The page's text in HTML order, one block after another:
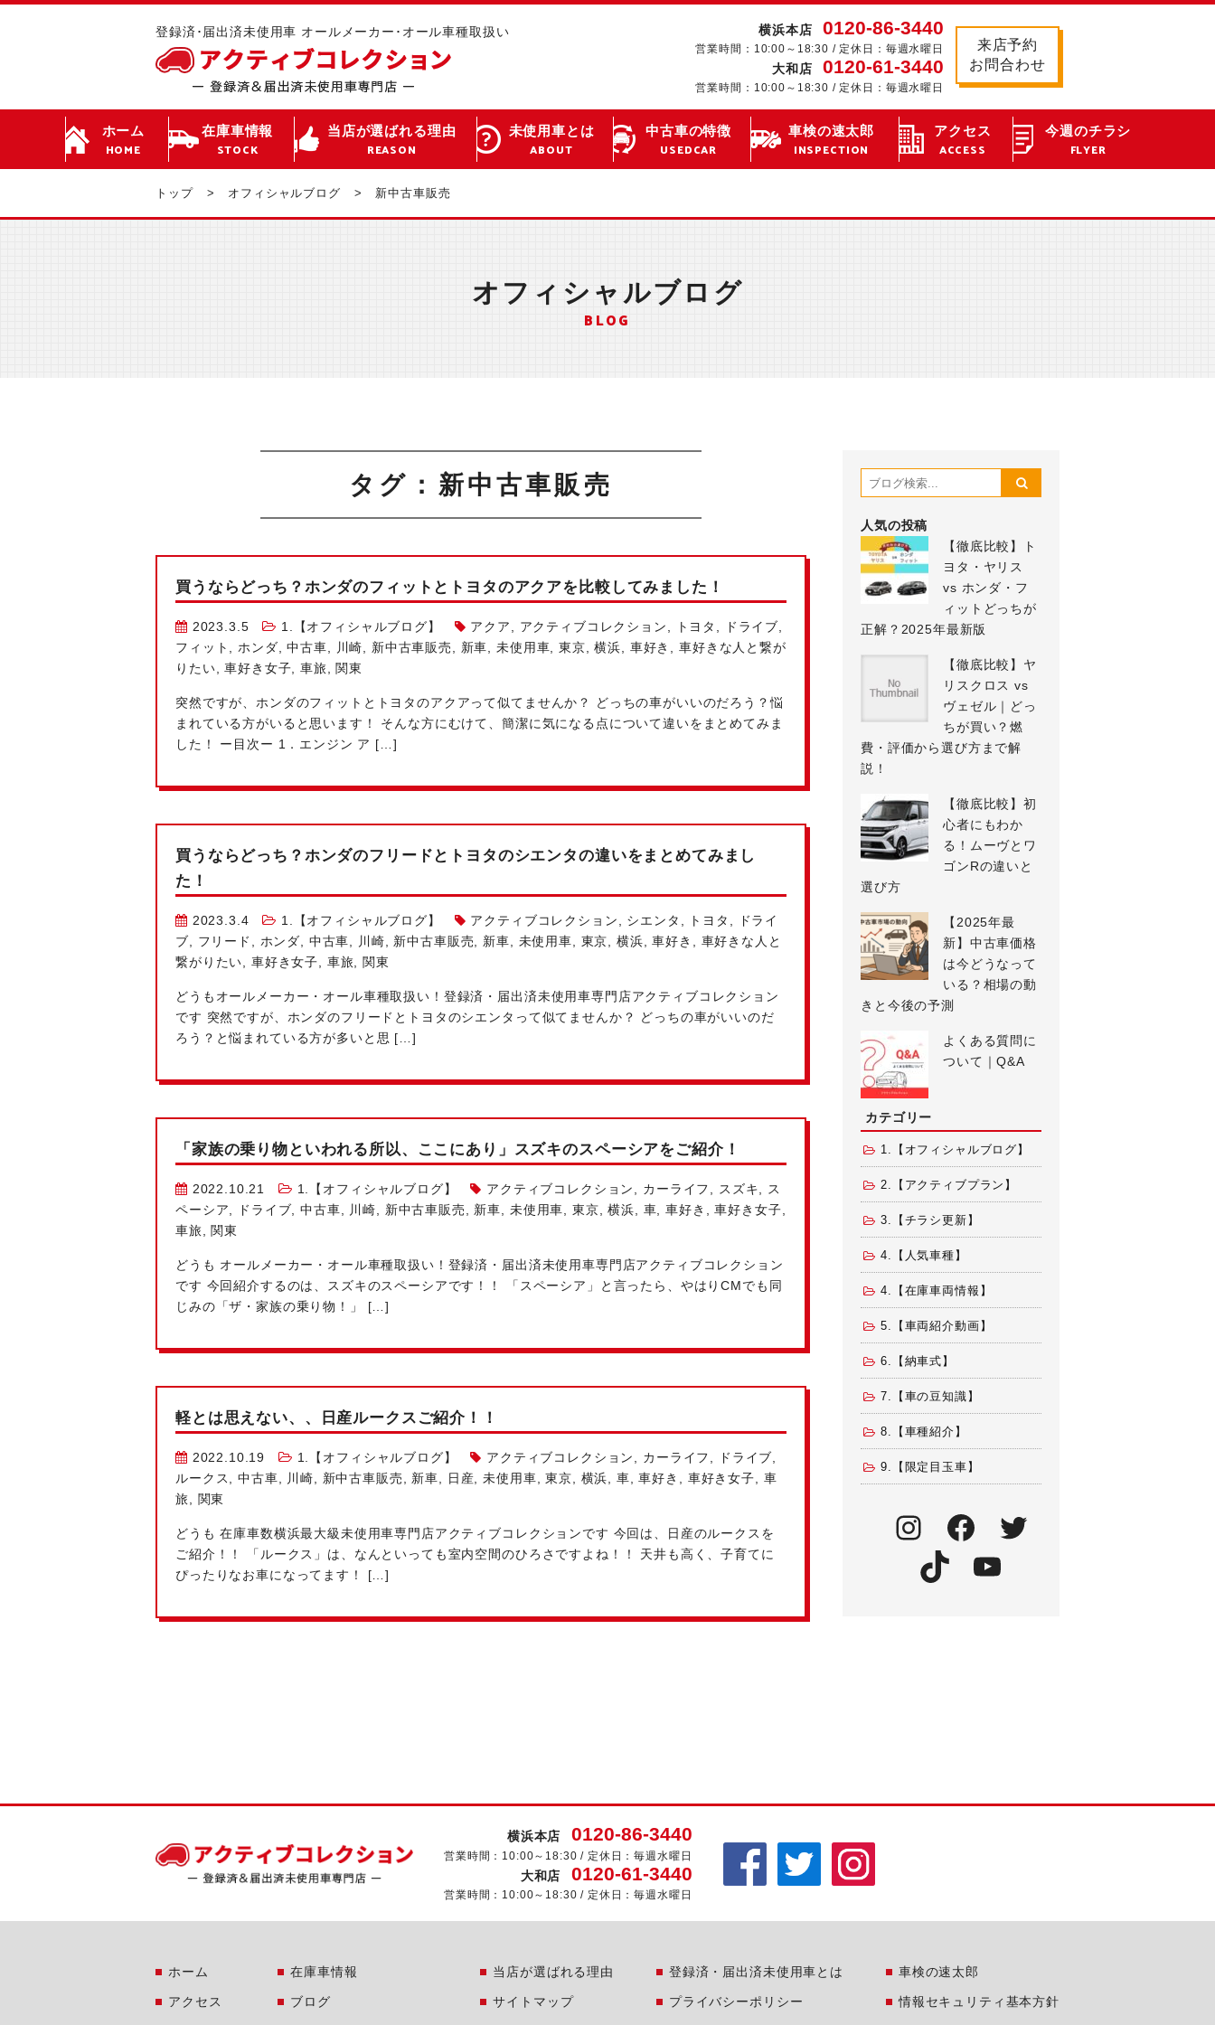
登録済･届出済未使用車 オールメーカー･オール車種取扱い 横浜本店 0120-86-3440
営業時間：10:00～18:30 / 定休日：毎週水曜日
大和店 0120-61-3440
営業時間：10:00～18:30 / 定休日：毎週水曜日
来店予約
お問合わせ
ホーム
HOME
在庫車情報
STOCK
当店が選ばれる理由
REASON
未使用車とは
ABOUT
中古車の特徴
USEDCAR
車検の速太郎
INSPECTION
アクセス
ACCESS
今週のチラシ
FLYER
トップ オフィシャルブログ 新中古車販売
オフィシャルブログ
BLOG
タグ：新中古車販売
買うならどっち？ホンダのフィットとトヨタのアクアを比較してみました！
2023.3.5 1.【オフィシャルブログ】 アクア, アクティブコレクション, トヨタ , ドライブ,
フィット ,ホンダ,中古車, 川崎, 新中古車販売, 新車, 未使用車,東京,横浜, 車好き ,車好きな人と繋が
りたい,車好き女子,車旅, 関東
突然ですが、ホンダのフィットとトヨタのアクアって似てませんか？ どっちの車がいいのだろう？悩
まれている方がいると思います！ そんな方にむけて、簡潔に気になる点について違いをまとめてみま
した！ ー目次ー 1．エンジン ア […]
買うならどっち？ホンダのフリードとトヨタのシエンタの違いをまとめてみまし
た！
2023.3.4 1.【オフィシャルブログ】 アクティブコレクション, シエンタ , トヨタ ,
ドライ
ブ, フリード , ホンダ, 中古車, 川崎, 新中古車販売, 新車, 未使用車, 東京, 横浜,車好き , 車好きな人と
繋がりたい, 車好き女子, 車旅, 関東
どうも オールメーカー・オール車種取扱い！登録済・届出済未使用車専門店アクティブコレクション
です 突然ですが、ホンダのフリードとトヨタのシエンタって似てませんか？ どっちの車がいいのだ
ろう？ と悩まれている方が多いと思 […]
「家族の乗り物といわれる所以、ここにあり」スズキのスペーシアをご紹介！
2022.10.21 1.【オフィシャルブログ】 アクティブコレクション, カーライフ, スズキ, ス
ペーシア, ドライブ,中古車, 川崎, 新中古車販売, 新車, 未使用車, 東京,横浜, 車,車好き ,車好き女子,
車旅, 関東
どうも オールメーカー・オール車種取扱い！登録済・届出済未使用車専門店アクティブコレクション
です 今回紹介するのは、スズキのスペーシアです！！ 「スペーシア」と言ったら、やはりCMでも同
じみの「ザ・家族の乗り物！」 […]
軽とは思えない、、日産ルークスご紹介！！
2022.10.19 1.【オフィシャルブログ】 アクティブコレクション, カーライフ, ドライブ,
ルークス,中古車, 川崎, 新中古車販売, 新車, 日産,未使用車,東京, 横浜, 車,車好き , 車好き女子, 車
旅, 関東
どうも 在庫車数横浜最大級未使用車専門店アクティブコレクションです 今回は、日産のルークスを
ご紹介！！ 「ルークス」は、なんといっても室内空間のひろさですよね！！ 天井も高く、子育てに
ぴったりなお車になってます！ […]
人気の投稿
【徹底比較】ト
ヨタ・ヤリス
vs ホンダ・フ
ィットどっちが
正解？2025年最新版
【徹底比較】ヤ
リスクロス vs
ヴェゼル｜どっ
ちが買い？燃
費・評価から選び方まで解
説！
【徹底比較】初
心者にもわか
る！ムーヴとワ
ゴンRの違いと
選び方
【2025年最
新】中古車価格
は今どうなって
いる？相場の動
きと今後の予測
よくある質問に
ついて｜Q&A
カテゴリー
1.【オフィシャルブログ】
2.【アクティブプラン】
3.【チラシ更新】
4.【人気車種】
4.【在庫車両情報】
5.【車両紹介動画】
6.【納車式】
7.【車の豆知識】
8.【車種紹介】
9.【限定目玉車】
Instagram
Facebook
TikTokYouTube
横浜本店 0120-86-3440
営業時間：10:00～18:30 / 定休日：毎週水曜日
大和店 0120-61-3440
営業時間：10:00～18:30 / 定休日：毎週水曜日
ホーム
アクセス
在庫車情報
ブログ
当店が選ばれる理由
サイトマップ
登録済・届出済未使用車とは
プライバシーポリシー
車検の速太郎
情報セキュリティ基本方針